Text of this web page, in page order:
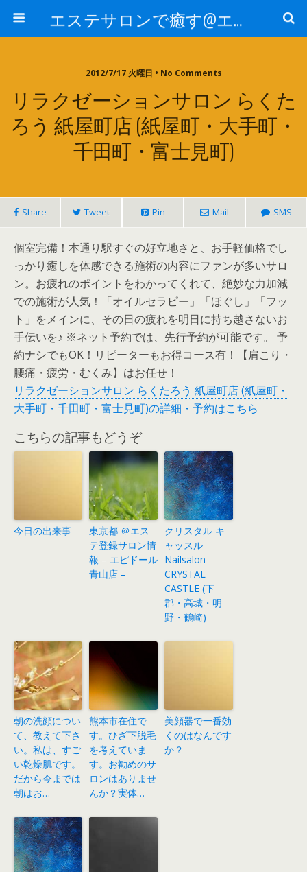
エステサロンで癒す@エステ～全国エステ情報
2012/7/17 火曜日 • No Comments
リラクゼーションサロン らくた
ろう 紙屋町店 (紙屋町・大手町・
千田町・富士見町)
Share Tweet Pin Mail SMS
個室完備！本通り駅すぐの好立地さと、お手軽価格でし
っかり癒しを体感できる施術の内容にファンが多いサロ
ン。お疲れのポイントをわかってくれて、絶妙な力加減
での施術が人気！「オイルセラピー」「ほぐし」「フッ
ト」をメインに、その日の疲れを明日に持ち越さないお
手伝いを♪ ※ネット予約では、先行予約が可能です。 予
約ナシでもOK！リピーターもお得コース有！【肩こり・
腰痛・疲労・むくみ】はお任せ！
リラクゼーションサロン らくたろう 紙屋町店 (紙屋町・
大手町・千田町・富士見町)の詳細・予約はこちら
こちらの記事もどうぞ
今日の出来事
東京都 ＠エス
テ登録サロン情
報 – エピドール
青山店 –
クリスタル キ
ャッスル
Nailsalon
CRYSTAL
CASTLE (下
郡・高城・明
野・鶴崎)
朝の洗顔につい
て、教えて下さ
い。私は、すご
い乾燥肌です。
だから今までは
朝はお…
熊本市在住で
す。ひざ下脱毛
を考えていま
す。お勧めのサ
ロンはありませ
んか？実体…
美顔器で一番効
くのはなんです
か？